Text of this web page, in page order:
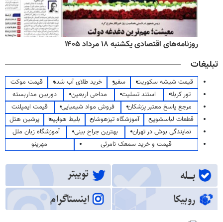
روزنامه‌های اقتصادی یکشنبه ۱۸ مرداد ۱۴۰۵
تبلیغات
قیمت شیشه سکوریت سفیر خرید طلای آب شده
قیمت موکت
تور کربلا
استند تسلیت مداحی اربعین
دوربین مداربسته
مرجع پاسخ معتبر پزشکان
فروش مواد شیمیایی
قیمت ایمپلنت
قطعات لباسشویی
آموزشگاه تیزهوشان بلیط هواپیما
پرشین هتل
نمایندگی بوش در تهران
بهترین جراح بینی
آموزشگاه زبان ملل
قیمت و خرید سمعک نامرئی
مهرینو